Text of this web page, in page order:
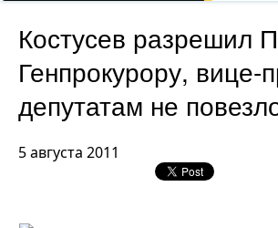
Костусев разрешил
Генпрокурору,
депутатам не
5 августа 2011